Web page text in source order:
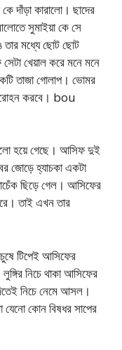
দাঁড়া কারালো। ছাদের
সুমাইয়া কে সে
তার মধ্যে ছোট ছোট
খেয়াল করে মনে মনে
তাজা গোলাপ। ভোমর
করবে। bou
হয়ে গেছে। আসিফ দুই
জোড়ে হ্যাচকা একটা
ছিড়ে গেল। আসিফের
তাই এখন তার
টিপেই আসিফের
নিচে থাকা আসিফের
নিচে নেমে আসল।
যেনো কোন বিষধর সাপের